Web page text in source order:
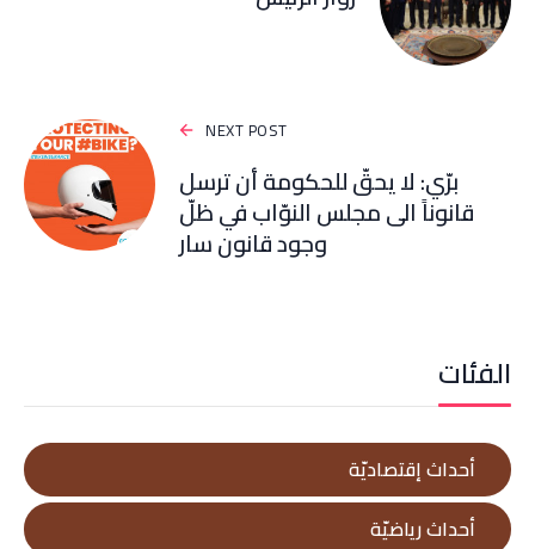
NEXT POST
برّي: لا يحقّ للحكومة أن ترسل
قانوناً الى مجلس النوّاب في ظلّ
وجود قانون سارٍ
الفئات
أحداث إقتصاديّة
أحداث رياضيّة